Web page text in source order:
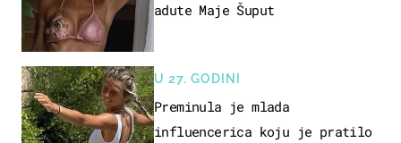
adute Maje Šuput
U 27. GODINI
Preminula je mlada
influencerica koju je pratilo